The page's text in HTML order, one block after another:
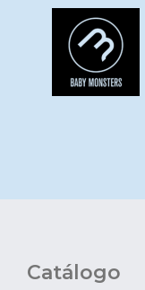
Catálogo